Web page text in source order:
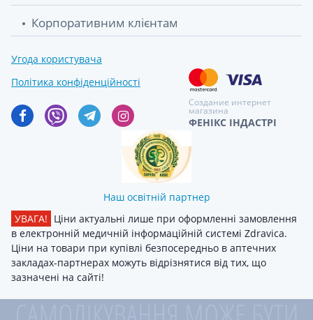
Корпоративним клієнтам
Угода користувача
Політика конфіденційності
Создание интернет
магазина
ФЕНІКС ІНДАСТРІ
Наш освітній партнер
УВАГА! Ціни актуальні лише при оформленні замовлення
в електронній медичній інформаційній системі Zdravica.
Ціни на товари при купівлі безпосередньо в аптечних
закладах-партнерах можуть відрізнятися від тих, що
зазначені на сайті!